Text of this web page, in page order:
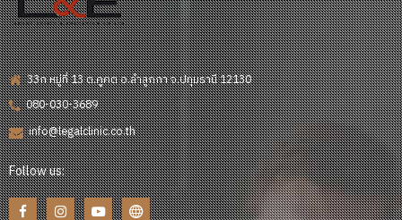
33ก หมู่ที่ 13 ต.คูคต อ.ลำลูกกา จ.ปทุมธานี 12130
080-030-3689
info@legalclinic.co.th
Follow us: